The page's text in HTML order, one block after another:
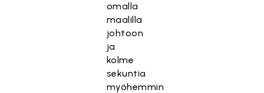
omalla
maalilla
johtoon
ja
kolme
sekuntia
myöhemmin